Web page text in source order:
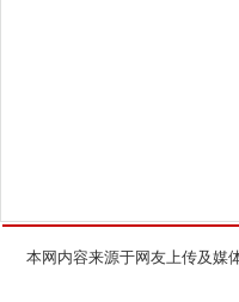
本网内容来源于网友上传及媒